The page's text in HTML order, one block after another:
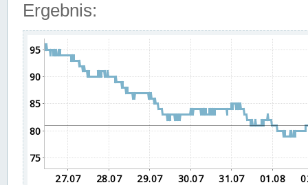
Ergebnis: